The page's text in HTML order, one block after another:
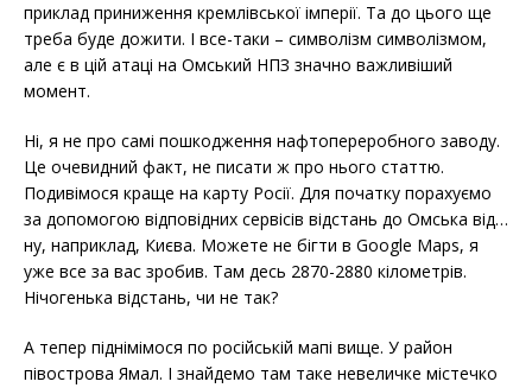
приклад приниження кремлівської імперії. Та до цього ще
треба буде дожити. І все-таки – символізм символізмом,
але є в цій атаці на Омський НПЗ значно важливіший
момент.
Ні, я не про самі пошкодження нафтопереробного заводу.
Це очевидний факт, не писати ж про нього статтю.
Подивімося краще на карту Росії. Для початку порахуємо
за допомогою відповідних сервісів відстань до Омська від…
ну, наприклад, Києва. Можете не бігти в Google Maps, я
уже все за вас зробив. Там десь 2870-2880 кілометрів.
Нічогенька відстань, чи не так?
А тепер піднімімося по російській мапі вище. У район
півострова Ямал. І знайдемо там таке невеличке містечко